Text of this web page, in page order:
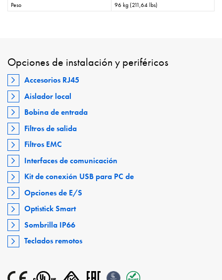
Peso
96 kg (211,64 lbs)
Opciones de instalación y periféricos
Accesorios RJ45
Aislador local
Bobina de entrada
Filtros de salida
Filtros EMC
Interfaces de comunicación
Kit de conexión USB para PC de
Opciones de E/S
Optistick Smart
Sombrilla IP66
Teclados remotos